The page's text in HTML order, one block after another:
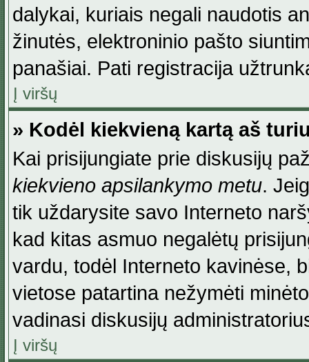
dalykai, kuriais negali naudotis
žinutės, elektroninio pašto
panašiai. Pati registracija
Į viršų
» Kodėl kiekvieną kartą aš
Kai prisijungiate prie diskusijų
kiekvieno apsilankymo metu.
tik uždarysite savo Interneto
kad kitas asmuo negalėtų
vardu, todėl Interneto kavinėse,
vietose patartina nežymėti
vadinasi diskusijų
Į viršų